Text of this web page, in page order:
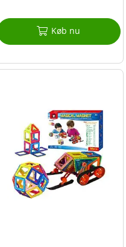
Køb nu